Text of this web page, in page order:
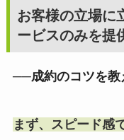
お客様の立場に
ービスのみを提
──成約のコツを教
まず、スピード感